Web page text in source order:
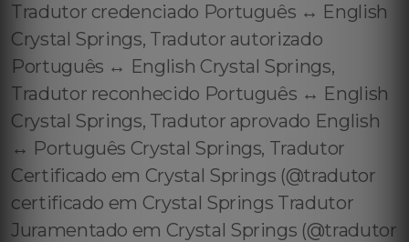
Tradutor credenciado Português ↔️ English
Crystal Springs, Tradutor autorizado
Português ↔️ English Crystal Springs,
Tradutor reconhecido Português ↔️ English
Crystal Springs, Tradutor aprovado English
↔️ Português Crystal Springs, Tradutor
Certificado em Crystal Springs (@tradutor
certificado em Crystal Springs Tradutor
Juramentado em Crystal Springs (@tradutor